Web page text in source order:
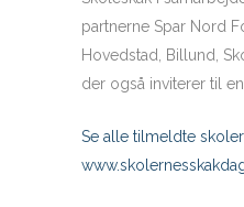
partnerne Spar Nord
Hovedstad, Billund,
der også inviterer til
Se alle tilmeldte skoler